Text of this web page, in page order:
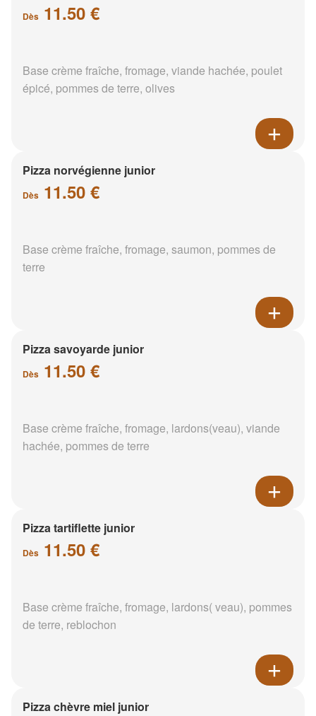
Dès 11.50 €
Base crème fraîche, fromage, viande hachée, poulet
épicé, pommes de terre, olives
Pizza norvégienne junior
Dès 11.50 €
Base crème fraîche, fromage, saumon, pommes de
terre
Pizza savoyarde junior
Dès 11.50 €
Base crème fraîche, fromage, lardons(veau), viande
hachée, pommes de terre
Pizza tartiflette junior
Dès 11.50 €
Base crème fraîche, fromage, lardons( veau), pommes
de terre, reblochon
Pizza chèvre miel junior